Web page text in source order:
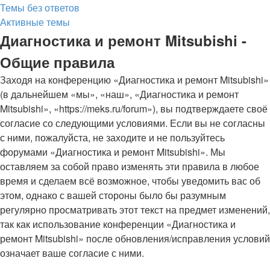
Темы без ответов
Активные темы
Диагностика и ремонт Mitsubishi -
Общие правила
Заходя на конференцию «Диагностика и ремонт Mitsubishi»
(в дальнейшем «мы», «наш», «Диагностика и ремонт
Mitsubishi», «https://meks.ru/forum»), вы подтверждаете своё
согласие со следующими условиями. Если вы не согласны
с ними, пожалуйста, не заходите и не пользуйтесь
форумами «Диагностика и ремонт Mitsubishi». Мы
оставляем за собой право изменять эти правила в любое
время и сделаем всё возможное, чтобы уведомить вас об
этом, однако с вашей стороны было бы разумным
регулярно просматривать этот текст на предмет изменений,
так как использование конференции «Диагностика и
ремонт Mitsubishi» после обновления/исправления условий
означает ваше согласие с ними.